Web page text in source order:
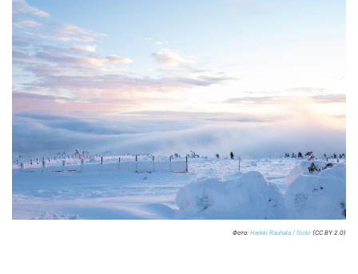
Фото: Heikki Rauhala / flickr (CC BY 2.0)